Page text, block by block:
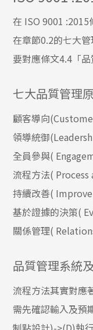
在 ISO 9001
在章節0.2的七大
要對應條文4.4「
七大品質管理
顧客導向
領導統御
全員參與(
流程方法( Process
持續改善(
基於證據的決策(
關係管理(
品質管理系統
流程方法其實對應
需先確認輸入及預